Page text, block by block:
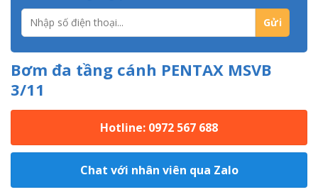
Bơm đa tầng cánh PENTAX MSVB
3/11
Hotline: 0972 567 688
Chat với nhân viên qua Zalo